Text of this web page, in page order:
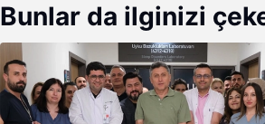
Bunlar da ilginizi